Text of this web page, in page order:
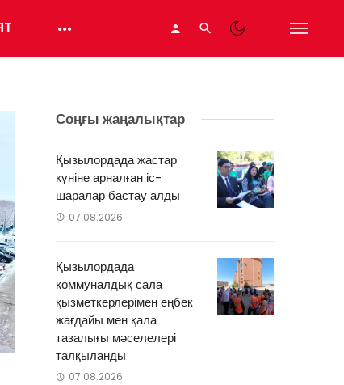
Соңғы жаңалықтар
Қызылордада жастар
күніне арналған іс-
шаралар бастау алды
07.08.2026
Қызылордада
коммуналдық сала
қызметкерлерімен еңбек
жағдайы мен қала
тазалығы мәселелері
талқыланды
07.08.2026